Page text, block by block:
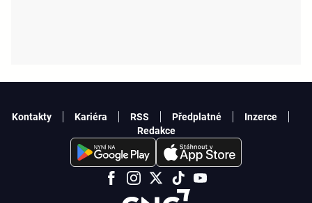
Kontakty Kariéra RSS Předplatné
Inzerce
Redakce